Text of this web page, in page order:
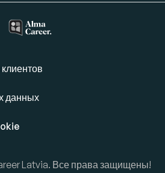
данных
Latvia. Все права защищены!